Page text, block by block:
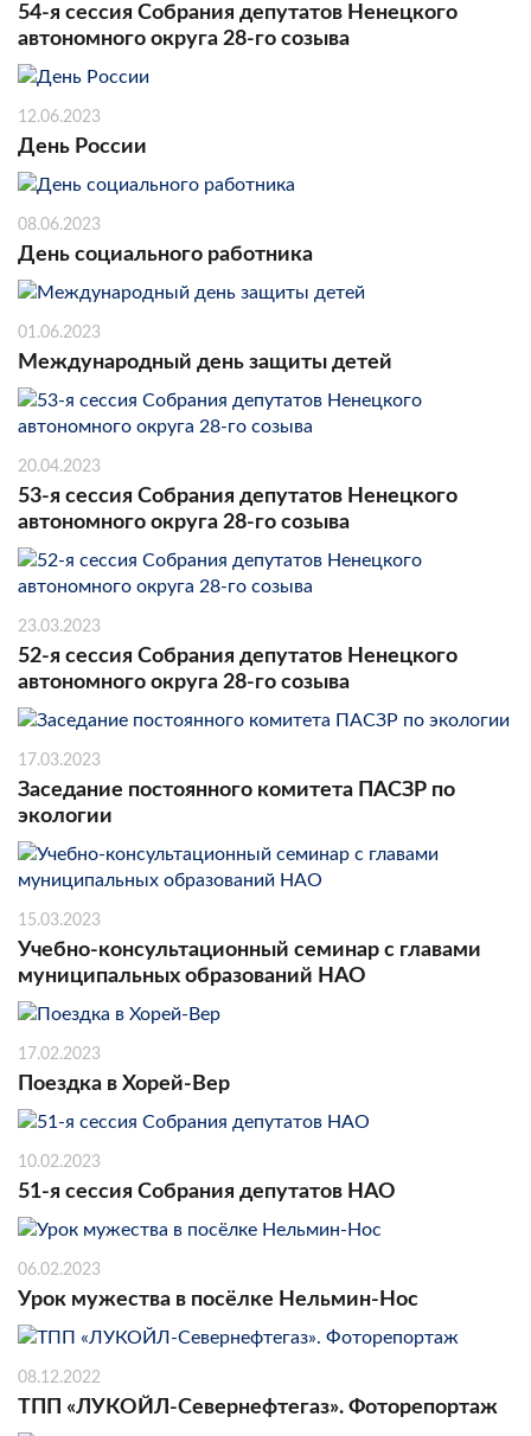
54-я сессия Собрания депутатов Ненецкого
автономного округа 28-го созыва
12.06.2023
День России
08.06.2023
День социального работника
01.06.2023
Международный день защиты детей
20.04.2023
53-я сессия Собрания депутатов Ненецкого
автономного округа 28-го созыва
23.03.2023
52-я сессия Собрания депутатов Ненецкого
автономного округа 28-го созыва
17.03.2023
Заседание постоянного комитета ПАСЗР по
экологии
15.03.2023
Учебно-консультационный семинар с главами
муниципальных образований НАО
17.02.2023
Поездка в Хорей-Вер
10.02.2023
51-я сессия Собрания депутатов НАО
06.02.2023
Урок мужества в посёлке Нельмин-Нос
08.12.2022
ТПП «ЛУКОЙЛ-Севернефтегаз». Фоторепортаж